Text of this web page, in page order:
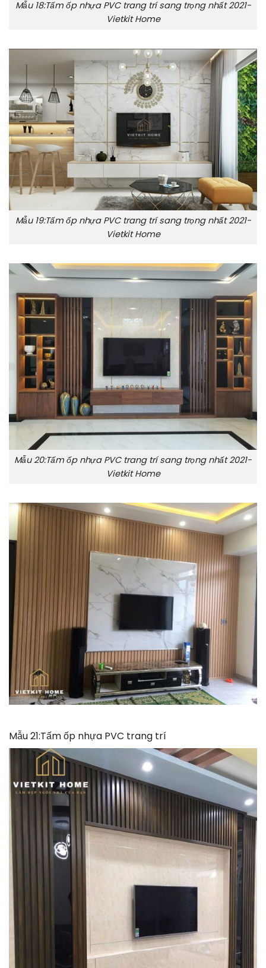
Mẫu 18:Tấm ốp nhựa PVC trang trí sang trọng nhất 2021-
Vietkit Home
Mẫu 19:Tấm ốp nhựa PVC trang trí sang trọng nhất 2021-
Vietkit Home
Mẫu 20:Tấm ốp nhựa PVC trang trí sang trọng nhất 2021-
Vietkit Home
Mẫu 21:Tấm ốp nhựa PVC trang trí